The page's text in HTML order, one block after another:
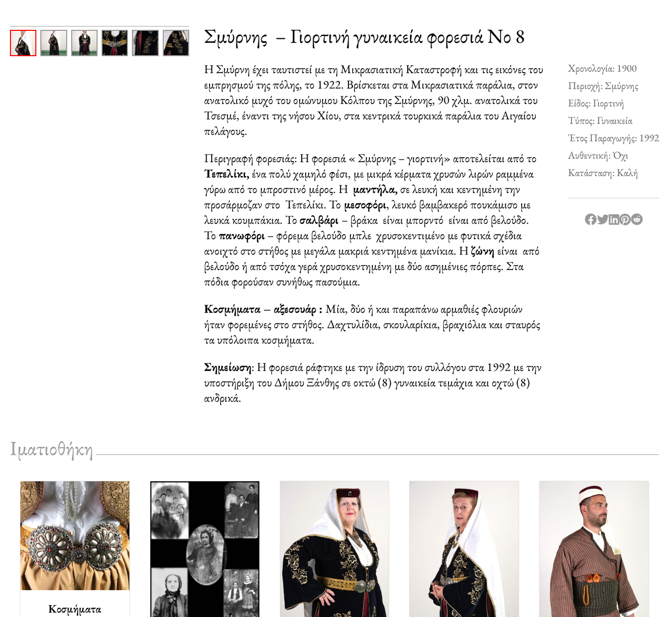
Σμύρνης – Γιορτινή γυναικεία φορεσιά Νο 8
Η Σμύρνη έχει ταυτιστεί με τη Μικρασιατική Καταστροφή και τις εικόνες του
εμπρησμού της πόλης, το 1922. Βρίσκεται στα Μικρασιατικά παράλια, στον
ανατολικό μυχό του ομώνυμου Κόλπου της Σμύρνης, 90 χλμ. ανατολικά του
Τσεσμέ, έναντι της νήσου Χίου, στα κεντρικά τουρκικά παράλια του Αιγαίου
πελάγους.
Περιγραφή φορεσιάς: Η φορεσιά « Σμύρνης – γιορτινή» αποτελείται από το
Τεπελίκι,ένα πολύ χαμηλό φέσι, με μικρά κέρματα χρυσών λιρών ραμμένα
γύρω από το μπροστινό μέρος. Η μαντήλα,σε λευκή και κεντημένη την
προσάρμοζαν στο Τεπελίκι. Το μεσοφόρι, λευκό βαμβακερό πουκάμισο με
λευκά κουμπάκια. Τοσαλβάρι – βράκα είναι μπορντό είναι από βελούδο.
Το πανωφόρι– φόρεμα βελούδο μπλε χρυσοκεντιμένο με φυτικά σχέδια
ανοιχτό στο στήθος με μεγάλα μακριά κεντημένα μανίκια. Ηζώνη είναι από
βελούδο ή από τσόχα γερά χρυσοκεντημένη με δύο ασημένιες πόρπες. Στα
πόδια φορούσαν συνήθως πασούμια.
Κοσμήματα – αξεσουάρ : Μία, δύο ή και παραπάνω αρμαθιές φλουριών
ήταν φορεμένες στο στήθος. Δαχτυλίδια, σκουλαρίκια, βραχιόλια και σταυρός
τα υπόλοιπα κοσμήματα.
Σημείωση: Η φορεσιά ράφτηκε με την ίδρυση του συλλόγου στα 1992 με την
υποστήριξη του Δήμου Ξάνθης σε οκτώ (8) γυναικεία τεμάχια και οχτώ (8)
ανδρικά.
Χρονολογία: 1900
Περιοχή: Σμύρνης
Είδος: Γιορτινή
Τύπος: Γυναικεία
Έτος Παραγωγής: 1992
Αυθεντική: Όχι
Κατάσταση: Καλή
Ιματιοθήκη
Κοσμήματα